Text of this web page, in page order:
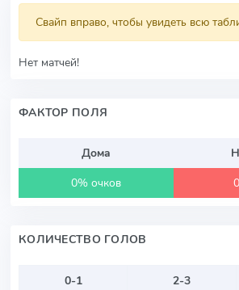
Свайп вправо, чтобы увидеть всю
Нет матчей!
ФАКТОР ПОЛЯ
Дома
0% очков
КОЛИЧЕСТВО ГОЛОВ
0-1 2-3